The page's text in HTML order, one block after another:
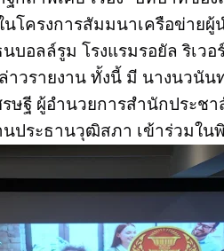
โครงการสัมมนาเครือข่าย
บอลล์รูม โรงแรมรอยัล ริเ
วรายงาน ทั้งนี้ มี นางนวนัน
ฐี ผู้อำนวยการสำนักประช
ประธานวุฒิสภา เข้าร่วมใน